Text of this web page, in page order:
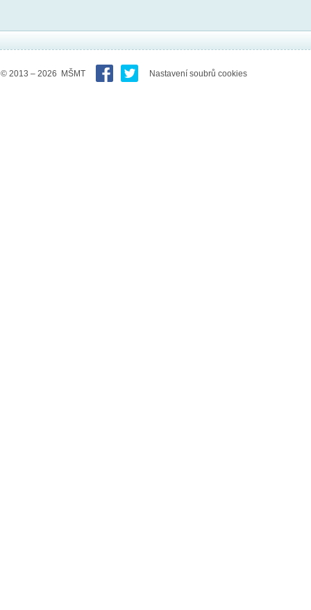
© 2013 – 2026 MŠMT Nastavení soubrů cookies